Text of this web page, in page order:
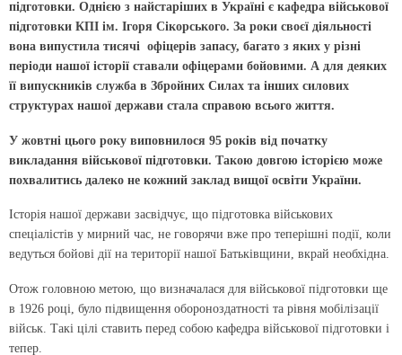
підготовки. Однією з найстаріших в Україні є кафедра військової
підготовки КПІ ім. Ігоря Сікорського. За роки своєї діяльності
вона випустила тисячі офіцерів запасу, багато з яких у різні
періоди нашої історії ставали офіцерами бойовими. А для деяких
її випускників служба в Збройних Силах та інших силових
структурах нашої держави стала справою всього життя.
У жовтні цього року виповнилося 95 років від початку
викладання військової підготовки. Такою довгою історією може
похвалитись далеко не кожний заклад вищої освіти України.
Історія нашої держави засвідчує, що підготовка військових
спеціалістів у мирний час, не говорячи вже про теперішні події, коли
ведуться бойові дії на території нашої Батьківщини, вкрай необхідна.
Отож головною метою, що визначалася для військової підготовки ще
в 1926 році, було підвищення обороноздатності та рівня мобілізації
військ. Такі цілі ставить перед собою кафедра військової підготовки і
тепер.